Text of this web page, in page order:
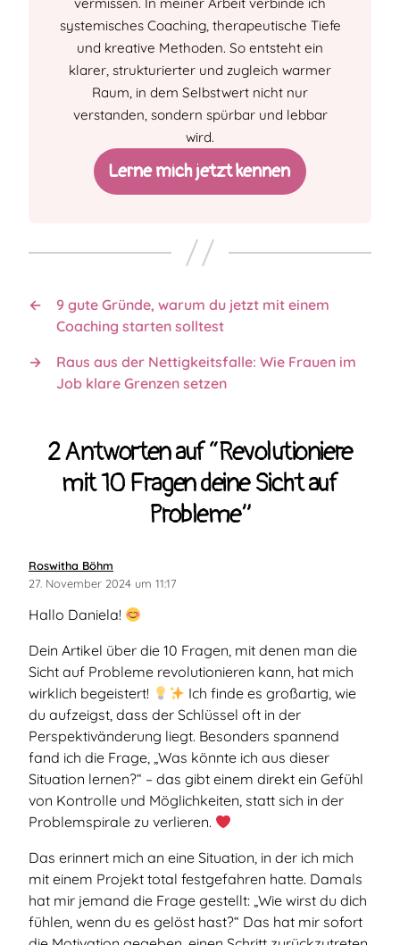
systemisches Coaching, therapeutische Tiefe
und kreative Methoden. So entsteht ein
klarer, strukturierter und zugleich warmer
Raum, in dem Selbstwert nicht nur
verstanden, sondern spürbar und lebbar
wird.
Lerne mich jetzt kennen
←
9 gute Grün­de, warum du jetzt mit einem
Coaching starten solltest
→
Raus aus der Nettig­keitsfal­le: Wie Frauen im
Job klare Grenzen setzen
2 Antworten auf “Revo­lutioniere
mit 10 Fragen deine Sicht auf
Probleme”
Roswitha Böhm
27. November 2024 um 11:17
Hallo Daniela!
Dein Artikel über die 10 Fragen, mit denen man die
Sicht auf Probleme revolutionieren kann, hat mich
wirklich begeistert!
Ich finde es großartig, wie
du aufzeigst, dass der Schlüssel oft in der
Perspektivänderung liegt. Besonders spannend
fand ich die Frage, „Was könnte ich aus dieser
Situation lernen?“ – das gibt einem direkt ein Gefühl
von Kontrolle und Möglichkeiten, statt sich in der
Problemspirale zu verlieren.
Das erinnert mich an eine Situation, in der ich mich
mit einem Projekt total festgefahren hatte. Damals
hat mir jemand die Frage gestellt: „Wie wirst du dich
fühlen, wenn du es gelöst hast?“ Das hat mir sofort